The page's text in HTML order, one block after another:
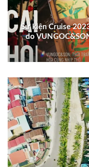
Sự kiện Cruise
do